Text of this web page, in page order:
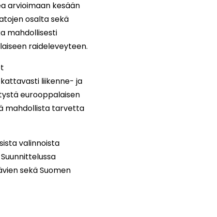
arvioimaan kesään
osalta sekä
mahdollisesti
raideleveyteen.
liikenne- ja
eurooppalaisen
mahdollista tarvetta
valinnoista
sekä Suomen